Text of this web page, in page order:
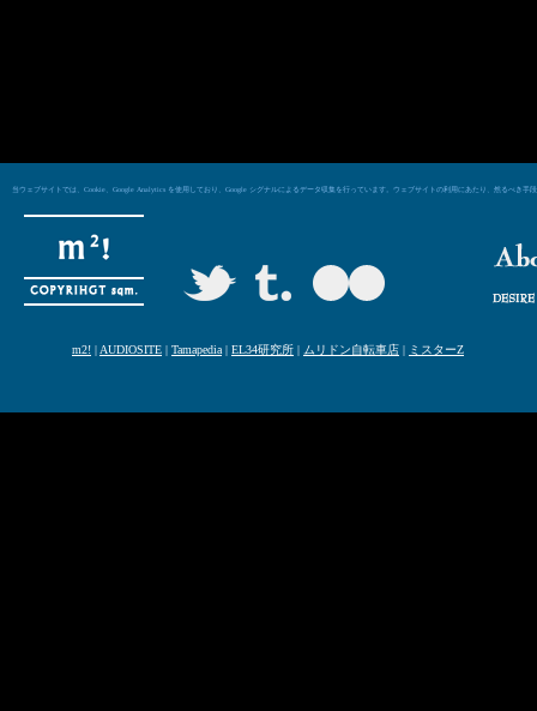
当ウェブサイトでは、Cookie、Google Analytics を使用しており、Google シグナルによるデータ収集を行っています。ウェブサイトの利用にあたり、然るべき
m2! | AUDIOSITE | Tamapedia | EL34研究所 | ムリドン自転車店 | ミスターZ